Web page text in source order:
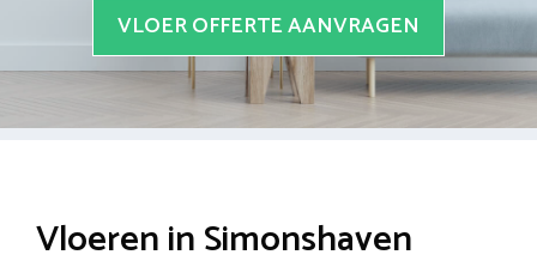
VLOER OFFERTE AANVRAGEN
Vloeren in Simonshaven